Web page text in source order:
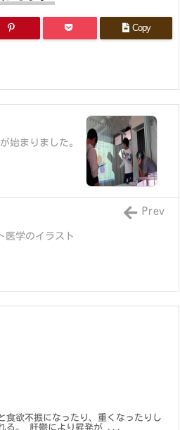
Copy
始まりました。
医学のイラスト
Prev
食欲不振になったり、重くなったりし
る。 肝鬱により昇発が ...